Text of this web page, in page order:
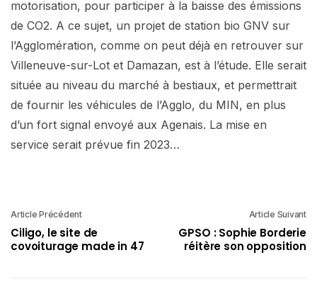
motorisation, pour participer à la baisse des émissions
de CO2. A ce sujet, un projet de station bio GNV sur
l’Agglomération, comme on peut déjà en retrouver sur
Villeneuve-sur-Lot et Damazan, est à l’étude. Elle serait
située au niveau du marché à bestiaux, et permettrait
de fournir les véhicules de l’Agglo, du MIN, en plus
d’un fort signal envoyé aux Agenais. La mise en
service serait prévue fin 2023…
Article Précédent
Ciligo, le site de
covoiturage made in 47
Article Suivant
GPSO : Sophie Borderie
réitère son opposition